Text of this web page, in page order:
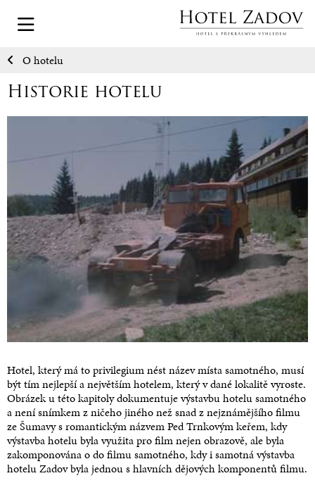
O hotelu
Historie hotelu
Hotel, který má to privilegium nést název místa samotného, musí
být tím nejlepší a největším hotelem, který v dané lokalitě vyroste.
Obrázek u této kapitoly dokumentuje výstavbu hotelu samotného
a není snímkem z ničeho jiného než snad z nejznámějšího filmu
ze Šumavy s romantickým názvem Ped Trnkovým keřem, kdy
výstavba hotelu byla využita pro film nejen obrazově, ale byla
zakomponována o do filmu samotného, kdy i samotná výstavba
hotelu Zadov byla jednou s hlavních dějových komponentů filmu.